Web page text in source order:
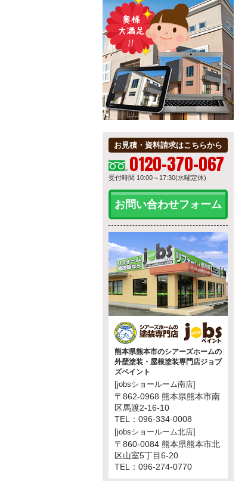
お見積・資料請求はこちらから
0120-370-067
受付時間 10:00～17:30(水曜定休)
お問い合わせフォーム
熊本県熊本市のシアーズホームの
外壁塗装・屋根塗装専門店ジョブ
ズペイント
[jobsショールーム南店]
〒862-0968 熊本県熊本市南
区馬渡2-16-10
TEL：096-334-0008
[jobsショールーム北店]
〒860-0084 熊本県熊本市北
区山室5丁目6-20
TEL：096-274-0770